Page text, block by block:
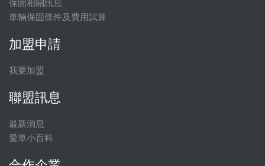
保固相關訊息
車輛保固條件及費用試算
加盟申請
我要加盟
聯盟訊息
最新消息
愛車小百科